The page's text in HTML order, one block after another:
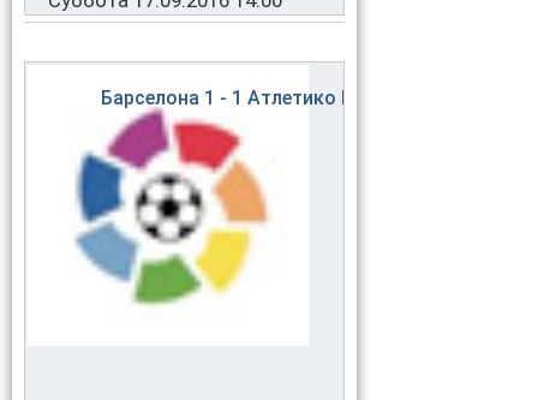
Барселона 1 - 1 Атлетико Мадрид